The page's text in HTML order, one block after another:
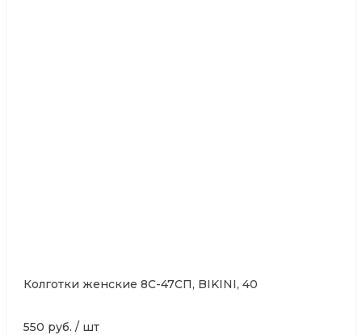
Колготки женские 8С-47СП, BIKINI, 40
550 руб. / шт